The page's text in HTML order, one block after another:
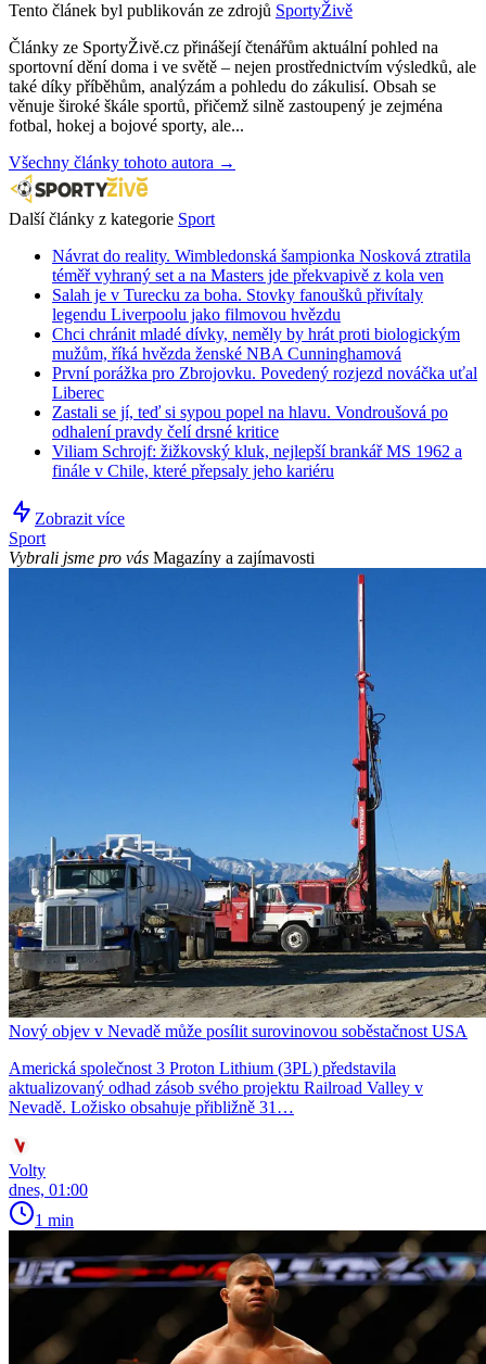
Tento článek byl publikován ze zdrojů SportyŽivě
Články ze SportyŽivě.cz přinášejí čtenářům aktuální pohled na
sportovní dění doma i ve světě – nejen prostřednictvím výsledků, ale
také díky příběhům, analýzám a pohledu do zákulisí. Obsah se
věnuje široké škále sportů, přičemž silně zastoupený je zejména
fotbal, hokej a bojové sporty, ale...
Všechny články tohoto autora →
Další články z kategorie Sport
Návrat do reality. Wimbledonská šampionka Nosková ztratila
téměř vyhraný set a na Masters jde překvapivě z kola ven
Salah je v Turecku za boha. Stovky fanoušků přivítaly
legendu Liverpoolu jako filmovou hvězdu
Chci chránit mladé dívky, neměly by hrát proti biologickým
mužům, říká hvězda ženské NBA Cunninghamová
První porážka pro Zbrojovku. Povedený rozjezd nováčka uťal
Liberec
Zastali se jí, teď si sypou popel na hlavu. Vondroušová po
odhalení pravdy čelí drsné kritice
Viliam Schrojf: žižkovský kluk, nejlepší brankář MS 1962 a
finále v Chile, které přepsaly jeho kariéru
Zobrazit více
Sport
Vybrali jsme pro vás Magazíny a zajímavosti
Nový objev v Nevadě může posílit surovinovou soběstačnost USA
Americká společnost 3 Proton Lithium (3PL) představila
aktualizovaný odhad zásob svého projektu Railroad Valley v
Nevadě. Ložisko obsahuje přibližně 31…
Volty
dnes, 01:00
1 min